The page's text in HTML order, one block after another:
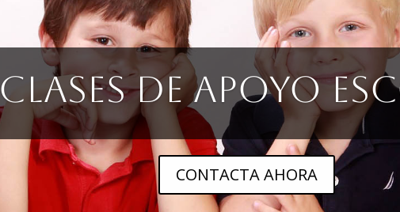
Clases de Apoyo
CONTACTA AHORA